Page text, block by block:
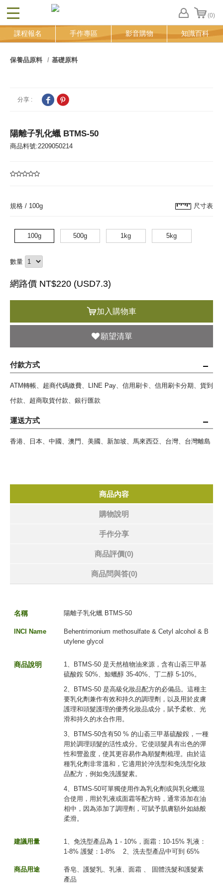
CLOSE (0)
FB
登
課程報名 手作專區 影音購物 知識百科
保養品原料 基礎原料
分享 :
陽離子乳化蠟 BTMS-50
商品料號:2209050214
規格 / 100g 尺寸表
100g 500g 1kg 5kg
數量
網路價 NT$220 (USD7.3)
加入購物車
願望清單
付款方式
ATM轉帳、超商代碼繳費、LINE Pay、信用刷卡、信用刷卡分期、貨到
付款、超商取貨付款、銀行匯款
運送方式
香港、日本、中國、澳門、美國、新加坡、馬來西亞、台灣、台灣離島
商品內容
購物說明
手作分享
商品評價(0)
商品問與答(0)
名稱 陽離子乳化蠟 BTMS-50
INCI Name
Behentrimonium methosulfate & Cetyl alcohol & B
utylene glycol
商品說明
1、BTMS-50 是天然植物油來源，含有山萮三甲基
硫酸銨 50%、鯨蠟醇 35-40%、丁二醇 5-10%。
2、BTMS-50 是高級化妝品配方的必備品。這種主
要乳化劑兼作有效和持久的調理劑，以及用於皮膚
護理和頭髮護理的優秀化妝品成分，賦予柔軟、光
滑和持久的水合作用。
3、BTMS-50含有50 % 的山萮三甲基硫酸銨，一種
用於調理頭髮的活性成分。它使頭髮具有出色的彈
性和豐盈度，使其更容易作為順髮劑梳理。由於這
種乳化劑非常溫和，它適用於沖洗型和免洗型化妝
品配方，例如免洗護髮素。
4、BTMS-50可單獨使用作為乳化劑或與乳化蠟混
合使用，用於乳液或面霜等配方時，通常添加在油
相中，因為添加了調理劑，可賦予肌膚額外如絲般
柔滑。
建議用量
1、免洗型產品為 1 - 10%，面霜：10-15% 乳液：
1-8% 護髮：1-8% 2、洗去型產品中可到 65%
商品用途
香皂、護髮乳、乳液、面霜 、 固體洗髮和護髮素
產品